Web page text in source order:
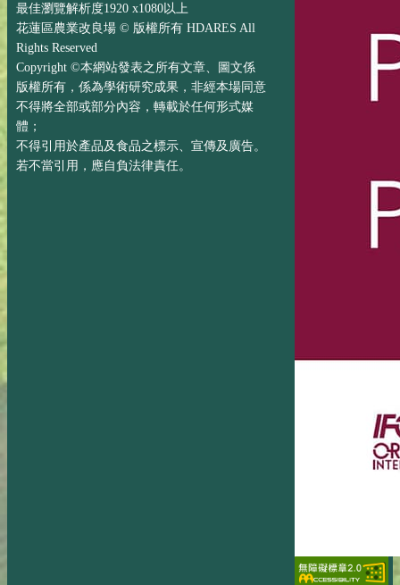
最佳瀏覽解析度1920 x1080以上
花蓮區農業改良場 © 版權所有 HDARES All
Rights Reserved
Copyright ©本網站發表之所有文章、圖文係
版權所有，係為學術研究成果，非經本場同意
不得將全部或部分內容，轉載於任何形式媒
體；
不得引用於產品及食品之標示、宣傳及廣告。
若不當引用，應自負法律責任。